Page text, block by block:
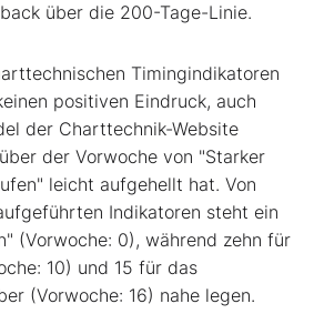
über die 200-Tage-Linie.
Timingindikatoren
positiven Eindruck, auch
der Charttechnik-Website
der Vorwoche von "Starker
leicht aufgehellt hat. Von
Indikatoren steht ein
(Vorwoche: 0), während zehn für
10) und 15 für das
(Vorwoche: 16) nahe legen.